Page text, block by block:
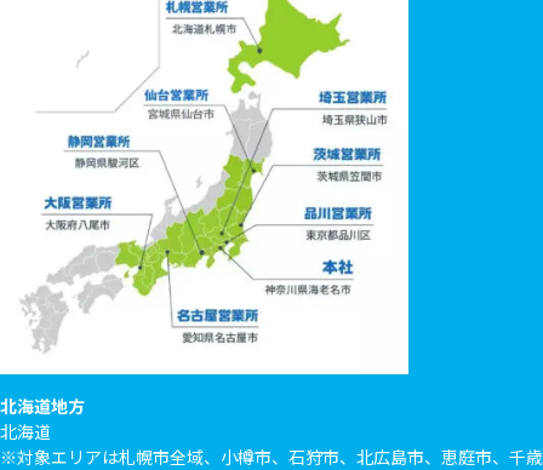
北海道地方
北海道
※対象エリアは札幌市全域、小樽市、石狩市、北広島市、恵庭市、千歳